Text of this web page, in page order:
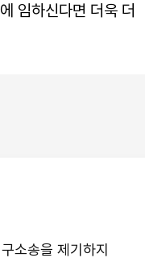
임하신다면 더욱 더
소송을 제기하지